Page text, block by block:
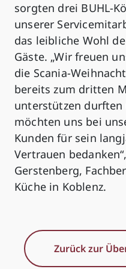
sorgten drei BUHL-
unserer
das leibliche Wohl
Gäste. „Wir freuen
die Scania-
bereits zum dritten
unterstützen durften
möchten uns bei
Kunden für sein
Vertrauen
Gerstenberg,
Küche in Koblenz.
Zurück zur